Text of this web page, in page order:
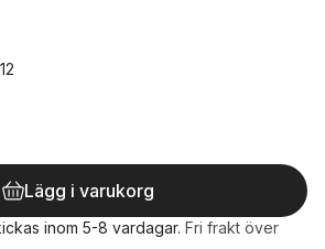
antal röster:
Lägg i varukorg
inom 5-8 vardagar. Fri frakt över